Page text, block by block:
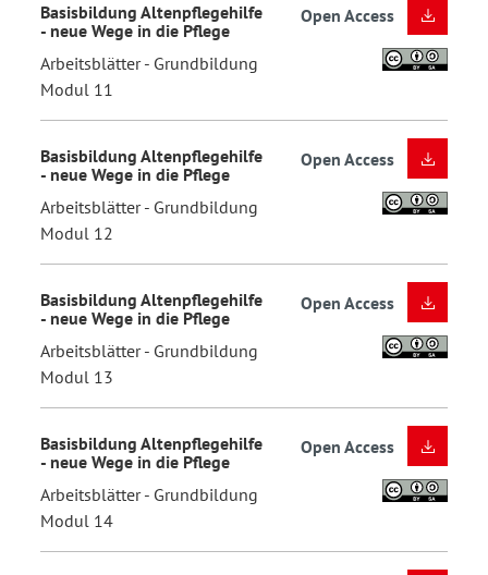
Basisbildung Altenpflegehilfe
- neue Wege in die Pflege
Arbeitsblätter - Grundbildung
Modul 11
Open Access
Basisbildung Altenpflegehilfe
- neue Wege in die Pflege
Arbeitsblätter - Grundbildung
Modul 12
Open Access
Basisbildung Altenpflegehilfe
- neue Wege in die Pflege
Arbeitsblätter - Grundbildung
Modul 13
Open Access
Basisbildung Altenpflegehilfe
- neue Wege in die Pflege
Arbeitsblätter - Grundbildung
Modul 14
Open Access